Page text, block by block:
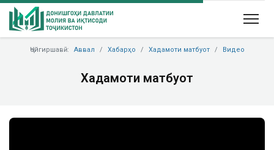
Ҷойгиршавӣ: Аввал Хабарҳо Хадамоти матбуот Видео
Хадамоти матбуот